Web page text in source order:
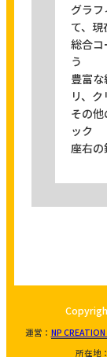
グラ
て、
総合コ
う
豊富
リ、
その
ック
座右
運営： NP
所在地